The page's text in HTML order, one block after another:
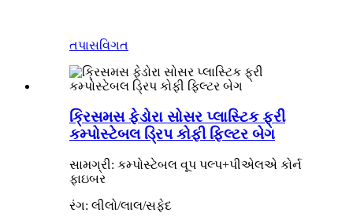
તપાસવિગત
ક્રિસમસ ફેડોરા સોસર પ્લાસ્ટિક ફ્રી
કમ્પોસ્ટેબલ ડ્રિપ કોફી ફિલ્ટર બેગ
સામગ્રી: કમ્પોસ્ટેબલ વૂપ પલ્પ+પીએલએ કોર્ન
ફાઇબર
રંગ: લીલો/લાલ/સફેદ